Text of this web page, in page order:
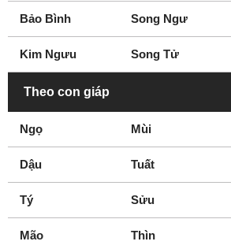
Đắk Nông
Điện Biên
Đồng Nai
Đồng Tháp
Gia Lai
Hà Giang
Hà Nam
Bảo Bình Song Ngư
Kim Ngưu Song Tử
Theo con giáp
Ngọ Mùi
Dậu Tuất
Tý Sửu
Mão Thìn